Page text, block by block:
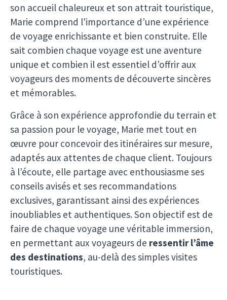
son accueil chaleureux et son attrait touristique,
Marie comprend l'importance d’une expérience
de voyage enrichissante et bien construite. Elle
sait combien chaque voyage est une aventure
unique et combien il est essentiel d’offrir aux
voyageurs des moments de découverte sincères
et mémorables.
Grâce à son expérience approfondie du terrain et
sa passion pour le voyage, Marie met tout en
œuvre pour concevoir des itinéraires sur mesure,
adaptés aux attentes de chaque client. Toujours
à l’écoute, elle partage avec enthousiasme ses
conseils avisés et ses recommandations
exclusives, garantissant ainsi des expériences
inoubliables et authentiques. Son objectif est de
faire de chaque voyage une véritable immersion,
en permettant aux voyageurs de ressentir l’âme
des destinations, au-delà des simples visites
touristiques.